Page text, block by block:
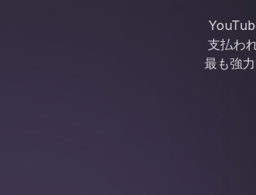
支払わ
最も強